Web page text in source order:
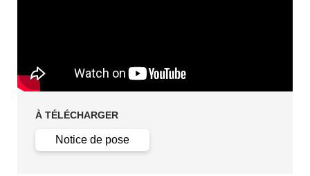
À TÉLÉCHARGER
Notice de pose